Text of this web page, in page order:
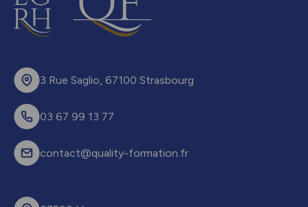
3 Rue Saglio, 67100 Strasbourg
03 67 99 13 77
contact@quality-formation.fr